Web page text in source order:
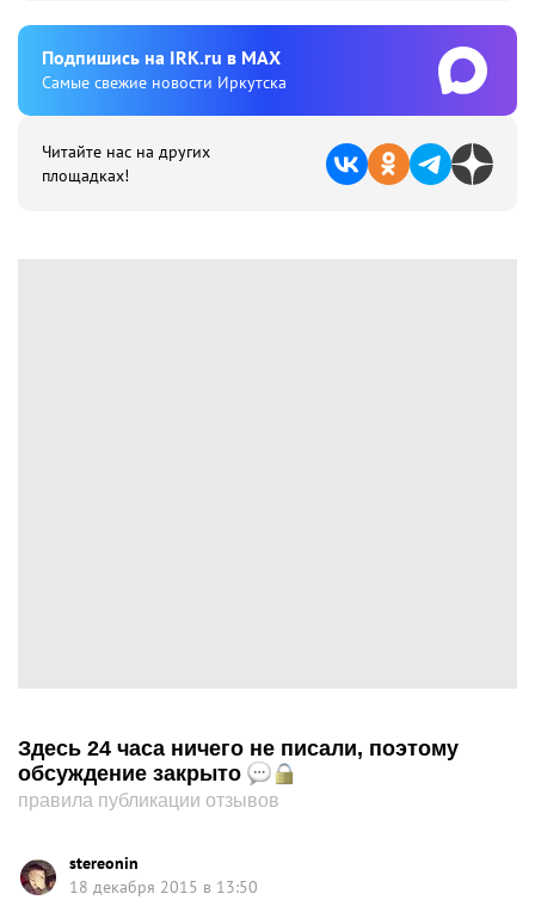
Подпишиcь на IRK.ru в MAX
Cамые свежие новости Иркутска
Читайте нас на других
площадках!
Здесь 24 часа ничего не писали, поэтому
обсуждение закрыто
правила публикации отзывов
stereonin
18 декабря 2015 в 13:50